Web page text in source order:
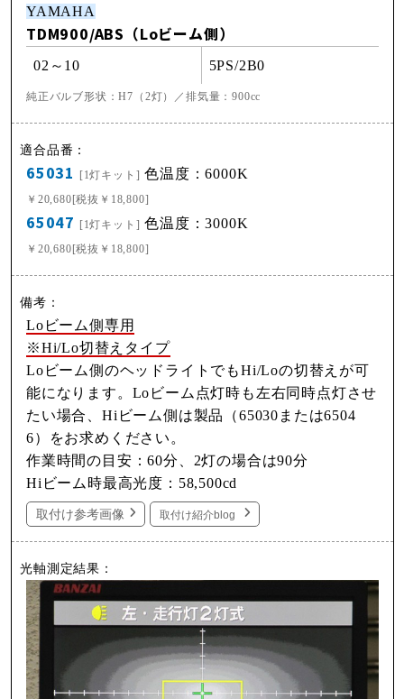
YAMAHA
TDM900/ABS（Loビーム側）
02～10 5PS/2B0
純正バルブ形状：H7（2灯）／排気量：900cc
65031 [1灯キット] 色温度：6000K
￥20,680[税抜￥18,800]
65047 [1灯キット] 色温度：3000K
￥20,680[税抜￥18,800]
Loビーム側専用
※Hi/Lo切替えタイプ
Loビーム側のヘッドライトでもHi/Loの切替えが可
能になります。Loビーム点灯時も左右同時点灯させ
たい場合、Hiビーム側は製品（65030または6504
6）をお求めください。
作業時間の目安：60分、2灯の場合は90分
Hiビーム時最高光度：58,500cd
取付け参考画像 取付け紹介blog